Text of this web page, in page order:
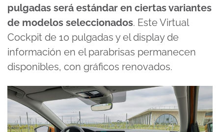
pulgadas será estándar en ciertas variantes
de modelos seleccionados. Este Virtual
Cockpit de 10 pulgadas y el display de
información en el parabrisas permanecen
disponibles, con gráficos renovados.